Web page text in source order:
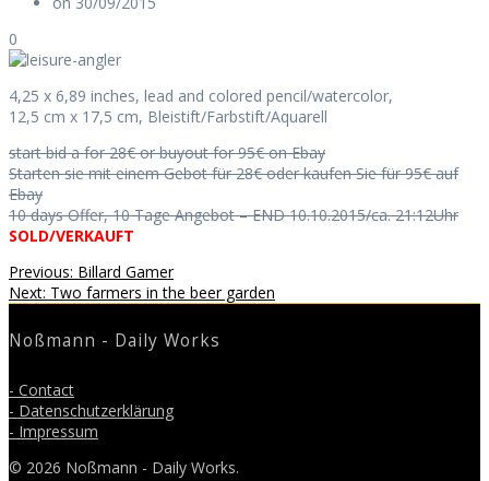
0
4,25 x 6,89 inches, lead and colored pencil/watercolor,
12,5 cm x 17,5 cm, Bleistift/Farbstift/Aquarell
start bid a for 28€ or buyout for 95€ on Ebay
Starten sie mit einem Gebot für 28€ oder kaufen Sie für 95€ auf
Ebay
10 days Offer, 10 Tage Angebot – END 10.10.2015/ca. 21:12Uhr
SOLD/VERKAUFT
Beitragsnavigation
Previous: Previous
post:
Billard Gamer
Next: Next
Two farmers in the beer garden
Noßmann - Daily Works
- Contact
- Datenschutzerklärung
- Impressum
© 2026 Noßmann - Daily Works.